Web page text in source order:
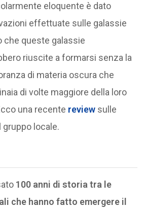
eloquente è dato
effettuate sulle galassie
che queste galassie
riuscite a formarsi senza la
di materia oscura che
di volte maggiore della loro
una recente review sulle
locale.
100 anni di storia tra le
che hanno fatto emergere il